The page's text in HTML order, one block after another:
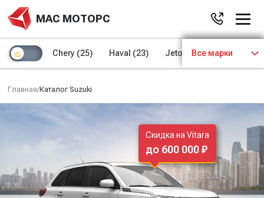
МАС МОТОРС
Chery (25) Haval (23) Jetour (8) Kaiyi (4)
Все марки
Главная/Каталог Suzuki
Скидка на Vitara
до 600 000 ₽